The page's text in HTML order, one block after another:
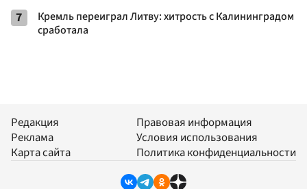
7
Кремль переиграл Литву: хитрость с Калининградом
сработала
Редакция
Реклама
Карта сайта
Правовая информация
Условия использования
Политика конфиденциальности